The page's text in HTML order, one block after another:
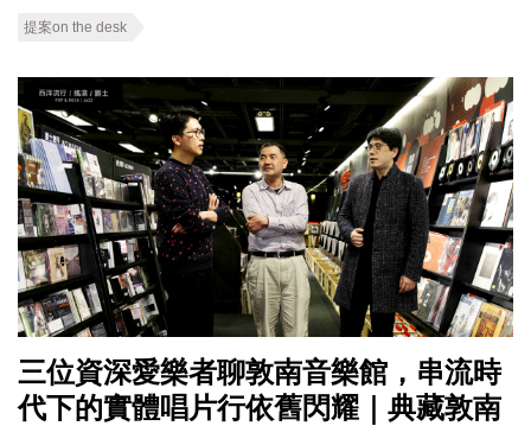
提案on the desk
三位資深愛樂者聊敦南音樂館，串流時
代下的實體唱片行依舊閃耀｜典藏敦南